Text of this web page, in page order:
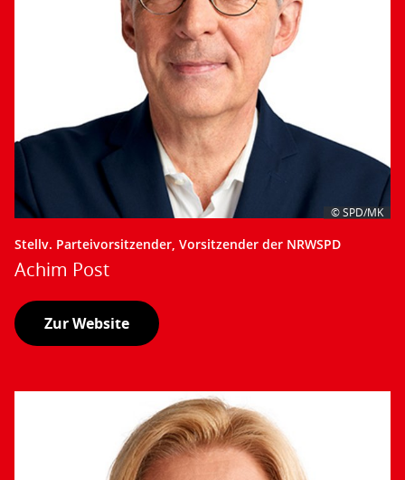
© SPD/MK
Stellv. Parteivorsitzender, Vorsitzender der NRWSPD
Achim Post
Zur Website